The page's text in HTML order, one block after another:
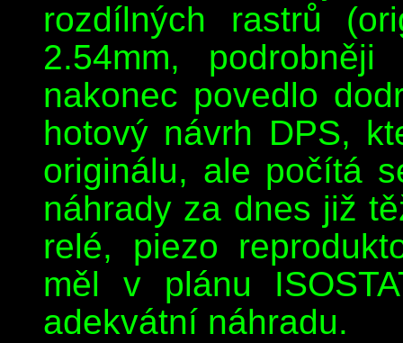
rozdílných rastrů
2.54mm,
nakonec povedlo
hotový návrh DPS,
originálu, ale počítá
náhrady za dnes již
relé, piezo
měl v plánu
adekvátní náhradu.